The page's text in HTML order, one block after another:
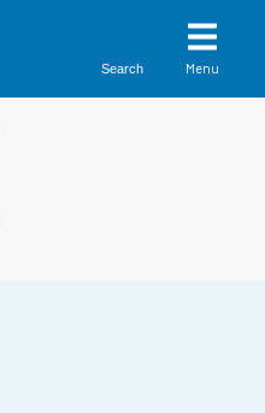
Search Menu